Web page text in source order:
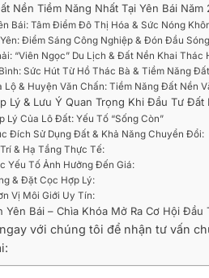
Nền Tiềm Năng Nhất Tại Yên Bái Năm
Bái: Tâm Điểm Đô Thị Hóa & Sức Nóng
Điểm Sáng Công Nghiệp & Đón Đầu
“Viên Ngọc” Du Lịch & Đất Nền Khai Thác
Sức Hút Từ Hồ Thác Bà & Tiềm Năng
Lộ & Huyện Văn Chấn: Tiềm Năng Đất Nền
Lý & Lưu Ý Quan Trọng Khi Đầu Tư Đất
Lý Của Lô Đất: Yếu Tố “Sống Còn”
Đích Sử Dụng Đất & Khả Năng Chuyển Đổi:
& Hạ Tầng Thực Tế:
Yếu Tố Ảnh Hưởng Đến Giá:
& Đặt Cọc Hợp Lý:
Vị Môi Giới Uy Tín:
Yên Bái – Chìa Khóa Mở Ra Cơ Hội
với chúng tôi để nhận tư vấn